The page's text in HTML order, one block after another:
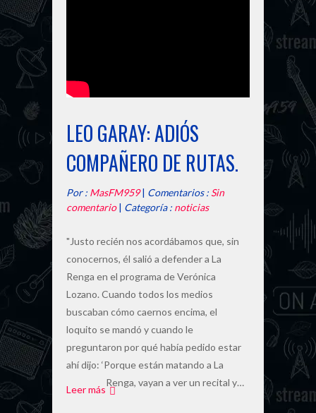
LEO GARAY: ADIÓS
COMPAÑERO DE RUTAS.
Por : MasFM959| Comentarios : Sin
comentario| Categoría : noticias
"Justo recién nos acordábamos que, sin
conocernos, él salió a defender a La
Renga en el programa de Verónica
Lozano. Cuando todos los medios
buscaban cómo caernos encima, el
loquito se mandó y cuando le
preguntaron por qué había pedido estar
ahí dijo: ‘Porque están matando a La
Renga, vayan a ver un recital y…
Leer más